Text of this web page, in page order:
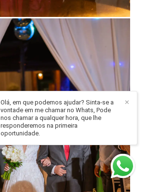
✕
Olá, em que podemos ajudar? Sinta-se a
vontade em me chamar no Whats, Pode
nos chamar a qualquer hora, que lhe
responderemos na primeira
oportunidade.